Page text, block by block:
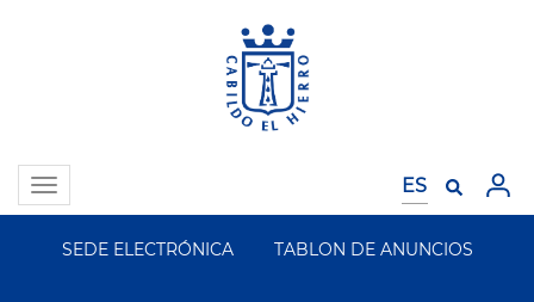
Toggle
navigation
Segundo
SEDE ELECTRÓNICA TABLON DE ANUNCIOS